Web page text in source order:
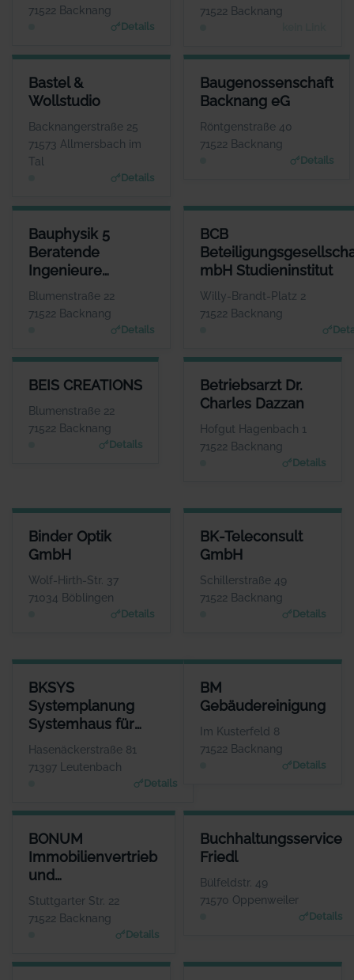
71522 Backnang
Details
71522 Backnang
Bastel &
Wollstudio
Backnangerstraße 25
71573 Allmersbach im
Tal
Details
BASTEL & WOLLSTUDIO
ANSPRECHPARTNER
Frau Andrea Klink
WEBSITE
www.mein-wollstudio.d
e
Baugenossenschaft
Backnang eG
Röntgenstraße 40
71522 Backnang
Details
BAUGENOSSENSCHAFT
Herr Raphael
Bauphysik 5
Beratende
Ingenieure
PartGmbB
Blumenstraße 22
71522 Backnang
Details
BAUPHYSIK 5 BERATENDE INGENIEURE PARTGMBB
ANSPRECHPARTNER
Herr Steffen Blessing
WEBSITE
BCB
mbH Studieninstitut
Willy-Brandt-Platz 2
71522 Backnang
BCB
BEIS CREATIONS
Blumenstraße 22
71522 Backnang
Details
BEIS CREATIONS
Herr Georg Beis
www.beis-creations.co
m
Betriebsarzt Dr.
Charles Dazzan
Hofgut Hagenbach 1
71522 Backnang
Details
BETRIEBSARZT DR. CHARLES
Herr Charles
www.hausarztpraxis-
Binder Optik
GmbH
Wolf-Hirth-Str. 37
71034 Böblingen
Details
BINDER OPTIK GMBH
ANSPRECHPARTNER
Herr Helmut Baur
WEBSITE
www.binder-optik.de
BK-Teleconsult
GmbH
Schillerstraße 49
71522 Backnang
Details
BK-TELECONSULT GMBH
ANSPRECHPARTNER
Herr Martin Götzer
www.bk-teleconsult.de
BKSYS
Systemplanung
Systemhaus für
Anwendungssoftware
Hasenäckerstraße 81
71397 Leutenbach
Details
BKSYS SYSTEMPLANUNG SYSTEMHAUS FÜR
Herr Bernd
www.bksys-
BM
Gebäudereinigung
Im Kusterfeld 8
71522 Backnang
Details
BM GEBÄUDEREINIGUNG
ANSPRECHPARTNER
Herr Tihomir
Beganovic
www.bmreinigung.de
BONUM
Immobilienvertrieb
und
Projektentwicklung
GmbH
Stuttgarter Str. 22
71522 Backnang
Details
BONUM IMMOBILIENVERTRIEB UND PROJEKTENTWICKLUNG
www.bonum-
Buchhaltungsservice
Friedl
Bülfeldstr. 49
71570 Oppenweiler
Details
BUCHHALTUNGSSERVICE